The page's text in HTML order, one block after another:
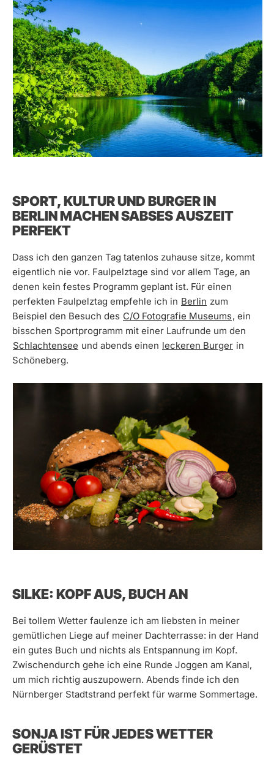
SPORT, KULTUR UND BURGER IN
BERLIN MACHEN SABSES AUSZEIT
PERFEKT
Dass ich den ganzen Tag tatenlos zuhause sitze, kommt
eigentlich nie vor. Faulpelztage sind vor allem Tage, an
denen kein festes Programm geplant ist. Für einen
perfekten Faulpelztag empfehle ich in Berlin zum
Beispiel den Besuch des C/O Fotografie Museums, ein
bisschen Sportprogramm mit einer Laufrunde um den
Schlachtensee und abends einen leckeren Burger in
Schöneberg.
SILKE: KOPF AUS, BUCH AN
Bei tollem Wetter faulenze ich am liebsten in meiner
gemütlichen Liege auf meiner Dachterrasse: in der Hand
ein gutes Buch und nichts als Entspannung im Kopf.
Zwischendurch gehe ich eine Runde Joggen am Kanal,
um mich richtig auszupowern. Abends finde ich den
Nürnberger Stadtstrand perfekt für warme Sommertage.
SONJA IST FÜR JEDES WETTER
GERÜSTET